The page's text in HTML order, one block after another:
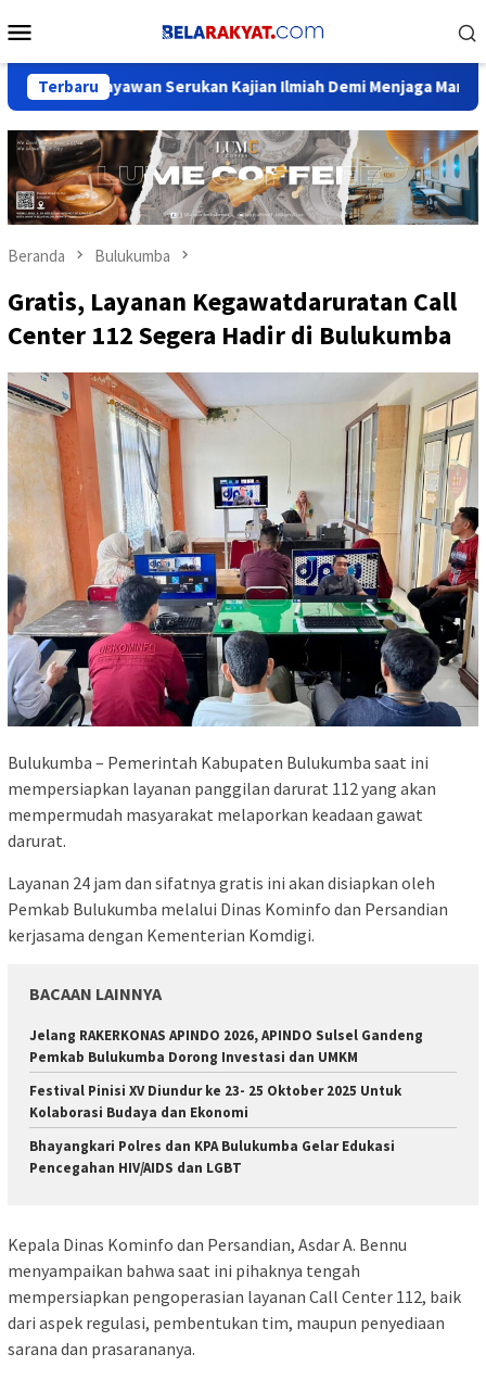
ke
Mobile
Terbaru
Serukan Kajian Ilmiah Demi Menjaga Marwah Sejarah
Beranda Bulukumba
Gratis, Layanan Kegawatdaruratan Call
Center 112 Segera Hadir di Bulukumba
Bulukumba – Pemerintah Kabupaten Bulukumba saat ini
mempersiapkan layanan panggilan darurat 112 yang akan
mempermudah masyarakat melaporkan keadaan gawat
darurat.
Layanan 24 jam dan sifatnya gratis ini akan disiapkan oleh
Pemkab Bulukumba melalui Dinas Kominfo dan Persandian
kerjasama dengan Kementerian Komdigi.
BACAAN LAINNYA
Jelang RAKERKONAS APINDO 2026, APINDO Sulsel Gandeng
Pemkab Bulukumba Dorong Investasi dan UMKM
Festival Pinisi XV Diundur ke 23- 25 Oktober 2025 Untuk
Kolaborasi Budaya dan Ekonomi
Bhayangkari Polres dan KPA Bulukumba Gelar Edukasi
Pencegahan HIV/AIDS dan LGBT
Kepala Dinas Kominfo dan Persandian, Asdar A. Bennu
menyampaikan bahwa saat ini pihaknya tengah
mempersiapkan pengoperasian layanan Call Center 112, baik
dari aspek regulasi, pembentukan tim, maupun penyediaan
sarana dan prasarananya.